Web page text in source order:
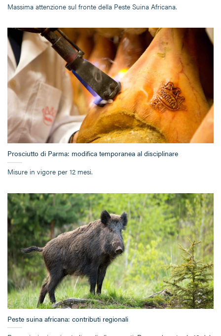
Massima attenzione sul fronte della Peste Suina Africana.
Prosciutto di Parma: modifica temporanea al disciplinare
Misure in vigore per 12 mesi.
Peste suina africana: contributi regionali